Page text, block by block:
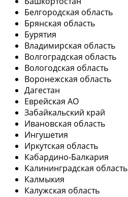
Белгородская область
Брянская область
Бурятия
Владимирская область
Волгоградская область
Вологодская область
Воронежская область
Дагестан
Еврейская АО
Забайкальский край
Ивановская область
Ингушетия
Иркутская область
Кабардино-Балкария
Калининградская область
Калмыкия
Калужская область